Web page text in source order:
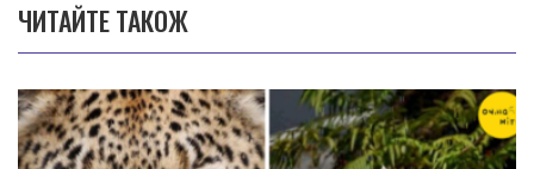
ЧИТАЙТЕ ТАКОЖ